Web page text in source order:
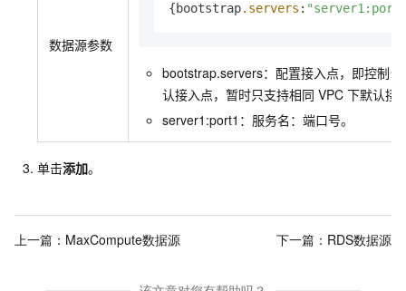
数据源参数
{bootstrap.servers :
bootstrap.servers：配置接入点，即控制
认接入点，暂时只支持相同 VPC 下默认接
server1:port1：服务名：端口号。
单击添加。
上一篇： MaxCompute数据源 下一篇： RDS数据源